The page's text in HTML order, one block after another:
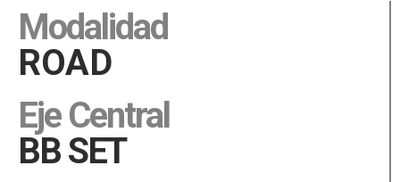
Description
Modalidad
ROAD
Eje Central
BB SET